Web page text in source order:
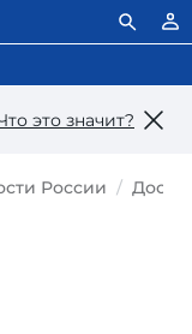
это значит?
России